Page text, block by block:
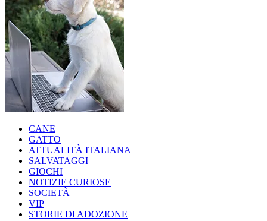
CANE
GATTO
ATTUALITÀ ITALIANA
SALVATAGGI
GIOCHI
NOTIZIE CURIOSE
SOCIETÀ
VIP
STORIE DI ADOZIONE